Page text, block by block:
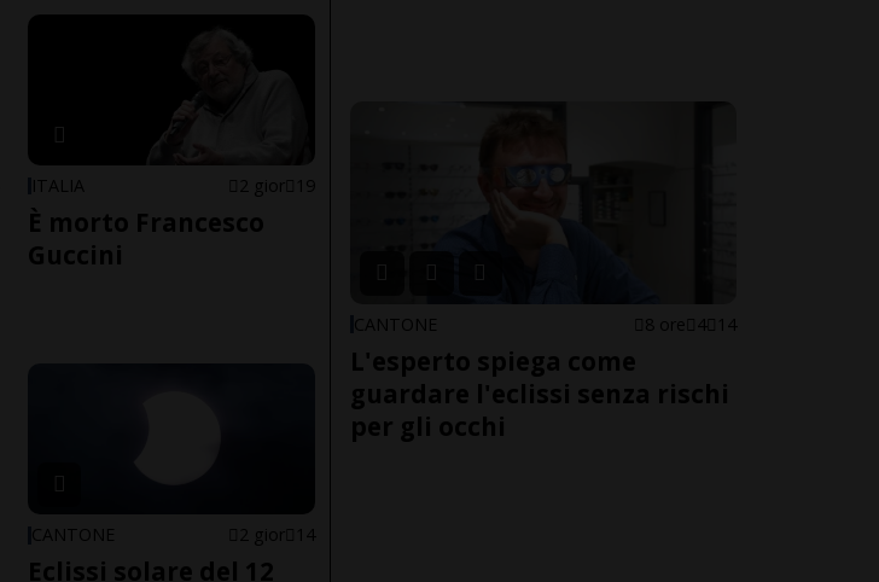
ITALIA 2 gior 19
È morto Francesco
Guccini
CANTONE 2 gior 14
Eclissi solare del 12
CANTONE 8 ore 4 14
L'esperto spiega come
guardare l'eclissi senza rischi
per gli occhi